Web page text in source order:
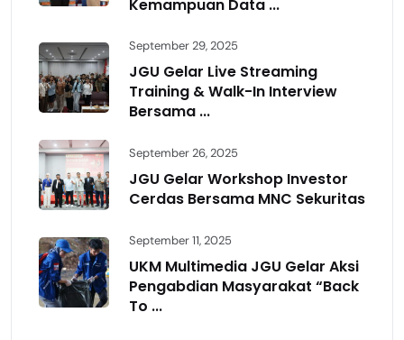
Kemampuan Data ...
September 29, 2025
JGU Gelar Live Streaming
Training & Walk-In Interview
Bersama ...
September 26, 2025
JGU Gelar Workshop Investor
Cerdas Bersama MNC Sekuritas
September 11, 2025
UKM Multimedia JGU Gelar Aksi
Pengabdian Masyarakat “Back
To ...